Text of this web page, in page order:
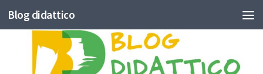
Skip to content
Blog didattico